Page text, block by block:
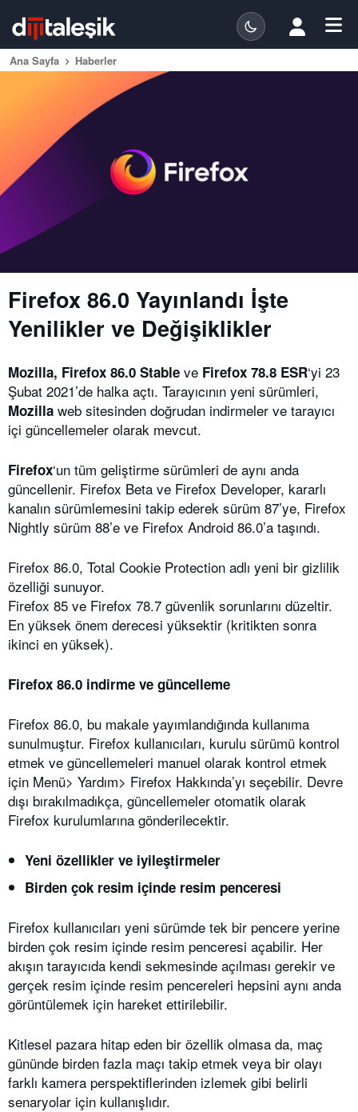
Ana Sayfa Haberler
Firefox 86.0 Yayınlandı İşte
Yenilikler ve Değişiklikler
Mozilla, Firefox 86.0 Stable ve Firefox 78.8 ESR‘yi 23
Şubat 2021’de halka açtı. Tarayıcının yeni sürümleri,
Mozilla web sitesinden doğrudan indirmeler ve tarayıcı
içi güncellemeler olarak mevcut.
Firefox‘un tüm geliştirme sürümleri de aynı anda
güncellenir. Firefox Beta ve Firefox Developer, kararlı
kanalın sürümlemesini takip ederek sürüm 87’ye, Firefox
Nightly sürüm 88’e ve Firefox Android 86.0’a taşındı.
Firefox 86.0, Total Cookie Protection adlı yeni bir gizlilik
özelliği sunuyor.
Firefox 85 ve Firefox 78.7 güvenlik sorunlarını düzeltir.
En yüksek önem derecesi yüksektir (kritikten sonra
ikinci en yüksek).
Firefox 86.0 indirme ve güncelleme
Firefox 86.0, bu makale yayımlandığında kullanıma
sunulmuştur. Firefox kullanıcıları, kurulu sürümü kontrol
etmek ve güncellemeleri manuel olarak kontrol etmek
için Menü> Yardım> Firefox Hakkında’yı seçebilir. Devre
dışı bırakılmadıkça, güncellemeler otomatik olarak
Firefox kurulumlarına gönderilecektir.
Yeni özellikler ve iyileştirmeler
Birden çok resim içinde resim penceresi
Firefox kullanıcıları yeni sürümde tek bir pencere yerine
birden çok resim içinde resim penceresi açabilir. Her
akışın tarayıcıda kendi sekmesinde açılması gerekir ve
gerçek resim içinde resim pencereleri hepsini aynı anda
görüntülemek için hareket ettirilebilir.
Kitlesel pazara hitap eden bir özellik olmasa da, maç
gününde birden fazla maçı takip etmek veya bir olayı
farklı kamera perspektiflerinden izlemek gibi belirli
senaryolar için kullanışlıdır.